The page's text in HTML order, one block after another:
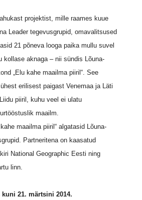
projektist, mille raames kuue
Leader tegevusgrupid, omavalitsused
21 põneva looga paika mullu suvel
kollase aknaga – nii sündis Lõuna-
„Elu kahe maailma piiril“. See
erilisest paigast Venemaa ja Läti
piiril, kuhu veel ei ulatu
maailm.
maailma piiril“ algatasid Lõuna-
Partneritena on kaasatud
National Geographic Eesti ning
linn.
kuni 21. märtsini 2014.